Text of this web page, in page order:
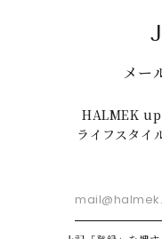
メー
HALMEK up
ライフスタイ